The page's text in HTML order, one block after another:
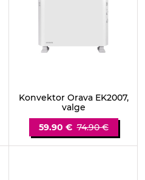
Konvektor Orava EK2007,
valge
59.90 € 74.90 €